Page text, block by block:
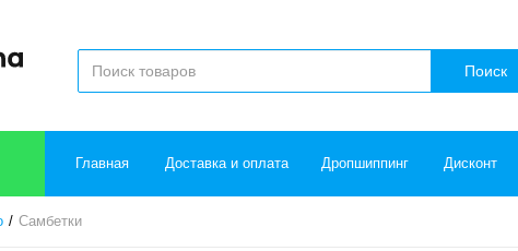
Поиск
Главная Доставка и оплата Дропшиппинг Дисконт
Самбетки